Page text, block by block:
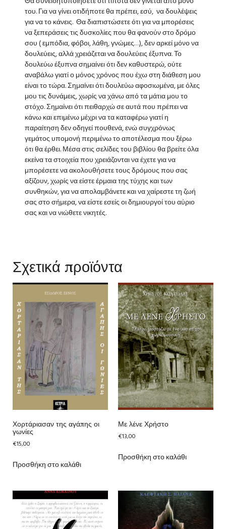
του. Για να γίνει οτιδήποτε θα πρέπει, εσύ, να δουλέψεις
για να το κάνεις. Θα διαπιστώσετε ότι για να μπορέσεις
να ξεπεράσεις τις δυσκολίες που θα φανούν στο δρόμο
σου ( εμπόδια, φόβοι, λάθη, γνώμες…), δεν αρκεί μόνο να
δουλεύεις, αλλά χρειάζεται να δουλεύεις έξυπνα. Το
δουλεύω έξυπνα σημαίνει ότι δεν καθυστερώ, ούτε
αναβάλω γιατί ο μόνος χρόνος που έχω στη διάθεση μου
είναι το τώρα. Σημαίνει ότι δουλεύω αφοσιωμένα, με όλες
μου τις δυνάμεις, χωρίς να χάνω από τα μάτια μου το
στόχο. Σημαίνει ότι πειθαρχώ σε αυτά που πρέπει να
κάνω και επιμένω μέχρι να τα καταφέρω γιατί η
παραίτηση δεν οδηγεί πουθενά, ενώ συγχρόνως
γεμάτος υπομονή περιμένω το αποτέλεσμα που ξέρω
ότι θα έρθει. Μέσα στις σελίδες του βιβλίου θα βρείτε όλα
εκείνα τα στοιχεία που χρειάζονται να έχετε για να
μπορέσετε να ακολουθήσετε τους δρόμους που σας
αξίζουν, χωρίς να είστε έρμαια της τύχης και των
συνθηκών, για να απολαμβάνετε και να χαίρεστε τη ζωή
σας στο σήμερα, να είστε εσείς οι δημιουργοί του αύριο
σας και να νιώθετε νικητές.
Σχετικά προϊόντα
Χορτάριασαν της αγάπης οι
γωνίες
€15,00
Προσθήκη στο καλάθι
Με λένε Χρήστο
€13,00
Προσθήκη στο καλάθι